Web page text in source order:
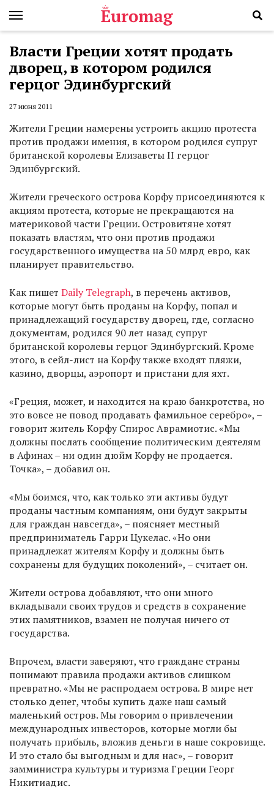
Власти Греции хотят продать
дворец, в котором родился
герцог Эдинбургский
27 июня 2011
Жители Греции намерены устроить акцию протеста
против продажи имения, в котором родился супруг
британской королевы Елизаветы II герцог
Эдинбургский.
Жители греческого острова Корфу присоединяются к
акциям протеста, которые не прекращаются на
материковой части Греции. Островитяне хотят
показать властям, что они против продажи
государственного имущества на 50 млрд евро, как
планирует правительство.
Как пишет Daily Telegraph, в перечень активов,
которые могут быть проданы на Корфу, попал и
принадлежащий государству дворец, где, согласно
документам, родился 90 лет назад супруг
британской королевы герцог Эдинбургский. Кроме
этого, в сейл-лист на Корфу также входят пляжи,
казино, дворцы, аэропорт и пристани для яхт.
«Греция, может, и находится на краю банкротства, но
это вовсе не повод продавать фамильное серебро», –
говорит житель Корфу Спирос Аврамиотис. «Мы
должны послать сообщение политическим деятелям
в Афинах – ни один дюйм Корфу не продается.
Точка», – добавил он.
«Мы боимся, что, как только эти активы будут
проданы частным компаниям, они будут закрыты
для граждан навсегда», – поясняет местный
предприниматель Гарри Цукелас. «Но они
принадлежат жителям Корфу и должны быть
сохранены для будущих поколений», – считает он.
Жители острова добавляют, что они много
вкладывали своих трудов и средств в сохранение
этих памятников, взамен не получая ничего от
государства.
Впрочем, власти заверяют, что граждане страны
понимают правила продажи активов слишком
превратно. «Мы не распродаем острова. В мире нет
столько денег, чтобы купить даже наш самый
маленький остров. Мы говорим о привлечении
международных инвесторов, которые могли бы
получать прибыль, вложив деньги в наше сокровище.
И это стало бы выгодным и для нас», – говорит
замминистра культуры и туризма Греции Георг
Никитиадис.